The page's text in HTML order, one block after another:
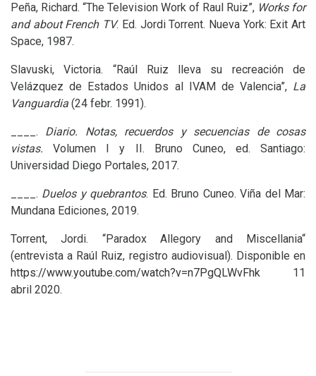
Peña, Richard. “The Television Work of Raul Ruiz”, Works for
and about French TV. Ed. Jordi Torrent. Nueva York: Exit Art
Space, 1987.
Slavuski, Victoria. “Raúl Ruiz lleva su recreación de
Velázquez de Estados Unidos al IVAMde Valencia”, La
Vanguardia (24 febr. 1991).
____. Diario. Notas, recuerdos y secuencias de cosas
vistas.Volumen I y II. Bruno Cuneo, ed. Santiago:
Universidad Diego Portales, 2017.
____. Duelos y quebrantos. Ed. Bruno Cuneo. Viña del Mar:
Mundana Ediciones, 2019.
Torrent, Jordi. “Paradox Allegory and Miscellania“
(entrevista a Raúl Ruiz, registro audiovisual). Disponible en
https://www.youtube.com/watch?v=n7PgQLWvFhk 11
abril 2020.